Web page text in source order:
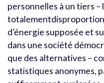
personnelles à un tiers –
d’énergie supposée et
dans une société
que des alternatives –
statistiques anonymes,